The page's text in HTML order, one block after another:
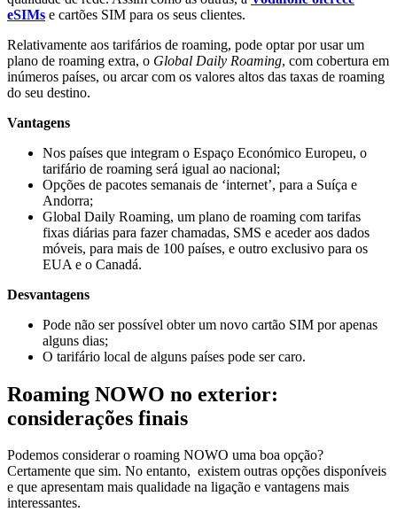
eSIMs e cartões SIM para os seus clientes.
Relativamente aos tarifários de roaming, pode optar por usar um
plano de roaming extra, o Global Daily Roaming, com cobertura em
inúmeros países, ou arcar com os valores altos das taxas de roaming
do seu destino.
Vantagens
Nos países que integram o Espaço Económico Europeu, o
tarifário de roaming será igual ao nacional;
Opções de pacotes semanais de ‘internet’, para a Suíça e
Andorra;
Global Daily Roaming, um plano de roaming com tarifas
fixas diárias para fazer chamadas, SMS e aceder aos dados
móveis, para mais de 100 países, e outro exclusivo para os
EUA e o Canadá.
Desvantagens
Pode não ser possível obter um novo cartão SIM por apenas
alguns dias;
O tarifário local de alguns países pode ser caro.
Roaming NOWO no exterior:
considerações finais
Podemos considerar o roaming NOWO uma boa opção?
Certamente que sim. No entanto, existem outras opções disponíveis
e que apresentam mais qualidade na ligação e vantagens mais
interessantes.